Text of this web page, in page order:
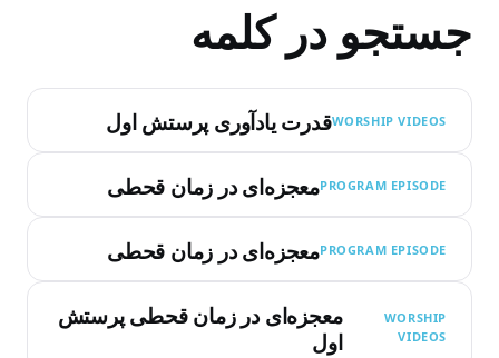
جستجو در کلمه
WORSHIP VIDEOSقدرت یادآوری پرستش اول
PROGRAM EPISODEمعجزه‌ای در زمان قحطی
PROGRAM EPISODEمعجزه‌ای در زمان قحطی
WORSHIP
VIDEOS
معجزه‌ای در زمان قحطی پرستش
اول